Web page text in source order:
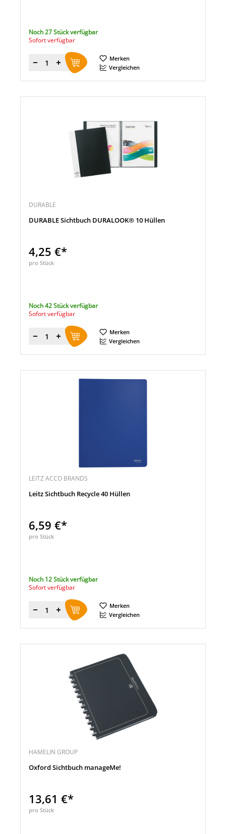
Noch 27 Stück verfügbar
Sofort verfügbar
Menge
Merken
Vergleichen
DURABLE
DURABLE Sichtbuch DURALOOK® 10 Hüllen
4,25 €*
pro Stück
Noch 42 Stück verfügbar
Sofort verfügbar
Menge
Merken
Vergleichen
LEITZ ACCO BRANDS
Leitz Sichtbuch Recycle 40 Hüllen
6,59 €*
pro Stück
Noch 12 Stück verfügbar
Sofort verfügbar
Menge
Merken
Vergleichen
HAMELIN GROUP
Oxford Sichtbuch manageMe!
13,61 €*
pro Stück